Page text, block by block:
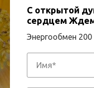
С открытой
сердцем
Энергообмен 200